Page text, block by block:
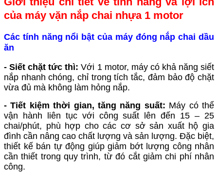
của máy vặn nắp chai nhựa 1 motor
Các tính năng nổi bật của máy đóng nắp chai dầu
ăn
- Siết chặt tức thì: Với 1 motor, máy có khả năng siết
nắp nhanh chóng, chỉ trong tích tắc, đảm bảo độ chặt
vừa đủ mà không làm hỏng nắp.
- Tiết kiệm thời gian, tăng năng suất: Máy có thể
vận hành liên tục với công suất lên đến 15 – 25
chai/phút, phù hợp cho các cơ sở sản xuất hộ gia
đình cần nâng cao chất lượng và sản lượng. Đặc biệt,
thiết kế bán tự động giúp giảm bớt lượng công nhân
cần thiết trong quy trình, từ đó cắt giảm chi phí nhân
công.